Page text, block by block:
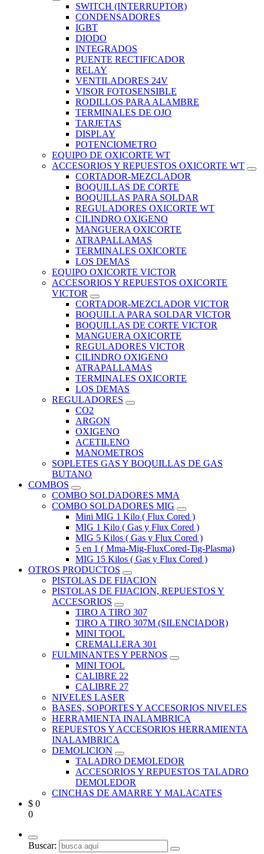
SWITCH (INTERRUPTOR)
CONDENSADORES
IGBT
DIODO
INTEGRADOS
PUENTE RECTIFICADOR
RELAY
VENTILADORES 24V
VISOR FOTOSENSIBLE
RODILLOS PARA ALAMBRE
TERMINALES DE OJO
TARJETAS
DISPLAY
POTENCIOMETRO
EQUIPO DE OXICORTE WT
ACCESORIOS Y REPUESTOS OXICORTE WT
CORTADOR-MEZCLADOR
BOQUILLAS DE CORTE
BOQUILLAS PARA SOLDAR
REGULADORES OXICORTE WT
CILINDRO OXIGENO
MANGUERA OXICORTE
ATRAPALLAMAS
TERMINALES OXICORTE
LOS DEMAS
EQUIPO OXICORTE VICTOR
ACCESORIOS Y REPUESTOS OXICORTE
VICTOR
CORTADOR-MEZCLADOR VICTOR
BOQUILLA PARA SOLDAR VICTOR
BOQUILLAS DE CORTE VICTOR
MANGUERA OXICORTE
REGULADORES VICTOR
CILINDRO OXIGENO
ATRAPALLAMAS
TERMINALES OXICORTE
LOS DEMAS
REGULADORES
CO2
ARGON
OXIGENO
ACETILENO
MANOMETROS
SOPLETES GAS Y BOQUILLAS DE GAS
BUTANO
COMBOS
COMBO SOLDADORES MMA
COMBO SOLDADORES MIG
Mini MIG 1 Kilo ( Flux Cored )
MIG 1 Kilo ( Gas y Flux Cored )
MIG 5 Kilos ( Gas y Flux Cored )
5 en 1 ( Mma-Mig-FluxCored-Tig-Plasma)
MIG 15 Kilos ( Gas y Flux Cored )
OTROS PRODUCTOS
PISTOLAS DE FIJACION
PISTOLAS DE FIJACION, REPUESTOS Y
ACCESORIOS
TIRO A TIRO 307
TIRO A TIRO 307M (SILENCIADOR)
MINI TOOL
CREMALLERA 301
FULMINANTES Y PERNOS
MINI TOOL
CALIBRE 22
CALIBRE 27
NIVELES LASER
BASES, SOPORTES Y ACCESORIOS NIVELES
HERRAMIENTA INALAMBRICA
REPUESTOS Y ACCESORIOS HERRAMIENTA
INALAMBRICA
DEMOLICION
TALADRO DEMOLEDOR
ACCESORIOS Y REPUESTOS TALADRO
DEMOLEDOR
CINCHAS DE AMARRE Y MALACATES
$ 0
0
Buscar: